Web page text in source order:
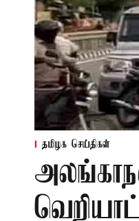
தமிழக செய்திகள்